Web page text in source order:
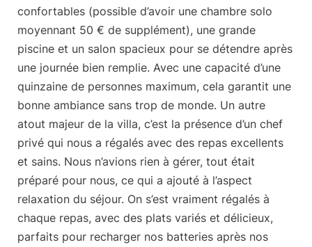
confortables (possible d’avoir une chambre solo
moyennant 50 € de supplément), une grande
piscine et un salon spacieux pour se détendre après
une journée bien remplie. Avec une capacité d’une
quinzaine de personnes maximum, cela garantit une
bonne ambiance sans trop de monde. Un autre
atout majeur de la villa, c’est la présence d’un chef
privé qui nous a régalés avec des repas excellents
et sains. Nous n’avions rien à gérer, tout était
préparé pour nous, ce qui a ajouté à l’aspect
relaxation du séjour. On s’est vraiment régalés à
chaque repas, avec des plats variés et délicieux,
parfaits pour recharger nos batteries après nos